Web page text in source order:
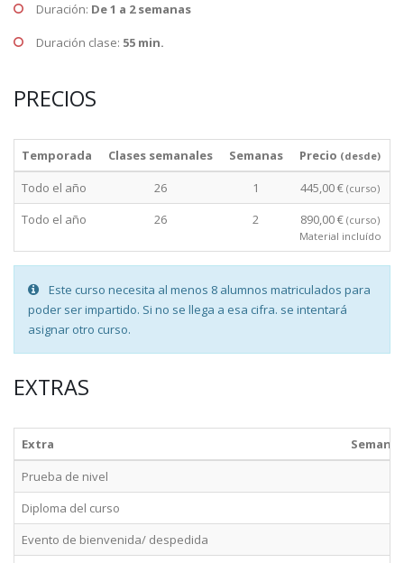
Duración: De 1 a 2 semanas
Duración clase: 55 min.
PRECIOS
Temporada Clases semanales Semanas Precio (desde)
Todo el año 26 1 445,00 € (curso)
Todo el año 26 2 890,00 € (curso)
Material incluído
Este curso necesita al menos 8 alumnos matriculados para
poder ser impartido. Si no se llega a esa cifra. se intentará
asignar otro curso.
EXTRAS
Extra
Semanas
Prueba de nivel
Diploma del curso
Evento de bienvenida/ despedida